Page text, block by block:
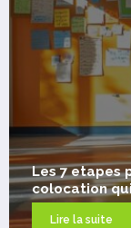
de